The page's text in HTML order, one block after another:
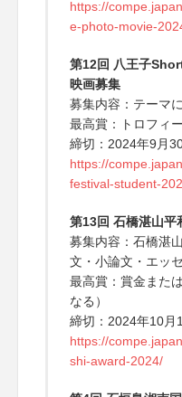
https://
e-photo-movie-
第12回 八王子
映画募集
募集内容：テーマ
最高賞：トロフィ
締切：2024年9月
https://
festival-student-
第13回 石橋湛山平
募集内容：石橋湛
文・小論文・エッ
最高賞：賞金また
なる）
締切：2024年10月
https://
shi-award-2024/